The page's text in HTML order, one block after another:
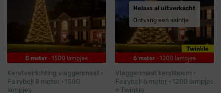
Kerstverlichting vlaggenmast ·
Fairybell 8 meter · 1500
lampjes
Helaas al uitverkocht
Ontvang een seintje
Vlaggenmast kerstboom ·
Fairybell 6 meter · 1200 lampjes
» Twinkle